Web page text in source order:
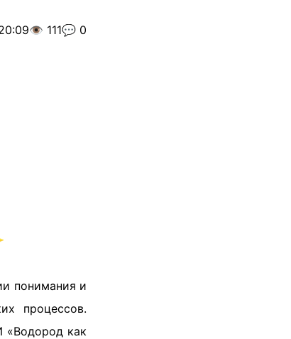
👁️ 111💬 0
понимания и
процессов.
«Водород как